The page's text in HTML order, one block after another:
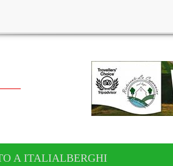
A ITALIALBERGHI